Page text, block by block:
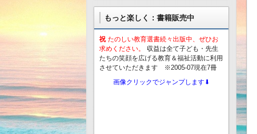
もっと楽しく：書籍販売中
祝 たのしい教育選書続々出版中、ぜひお
求めください。
収益は全て子ども・先生
たちの笑顔を広げる教育＆福祉活動に利用
させていただきます ※2005-07現在7冊
画像クリックでジャンプします⬇︎